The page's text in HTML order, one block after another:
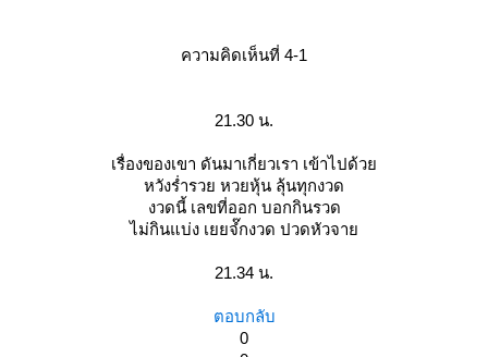
ความคิดเห็นที่ 4-1
21.30 น.
เรื่องของเขา ดันมาเกี่ยวเรา เข้าไปด้ว
หวังร่ำรวย หวยหุ้น ลุ้นทุกงวด
งวดนี้ เลขที่ออก บอกกินรวด
ไม่กินแบ่ง เยยจํ๊กงวด ปวดหัวจา
21.34 น.
ตอบกลับ
0